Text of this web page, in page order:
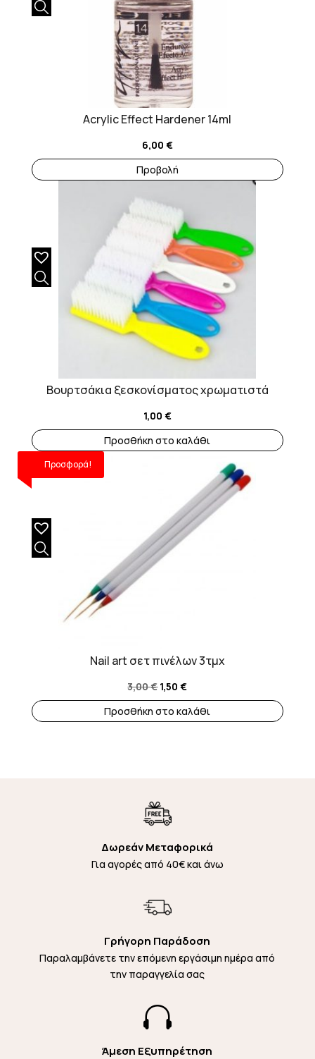
Acrylic Effect Hardener 14ml
6,00 €
Προβολή
Βουρτσάκια ξεσκονίσματος χρωματιστά
1,00 €
Προσθήκη στο καλάθι
Προσφορά!
Nail art σετ πινέλων 3τμχ
3,00€Original
price
was:
1,50€Η
τρέχουσα
τιμή
Προσθήκη στο καλάθι
Δωρεάν Μεταφορικά
Για αγορές από 40€ και άνω
Γρήγορη Παράδοση
Παραλαμβάνετε την επόμενη εργάσιμη ημέρα από
την παραγγελία σας

Άμεση Εξυπηρέτηση